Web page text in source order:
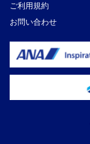
ご利用規約
お問い合わせ